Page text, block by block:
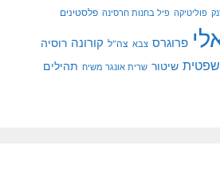
פוליטיקה פיל בחנות חרסינה פלסטינים
פרוגרס צבא צה"ל קורונה רוסיה
שיטור שרית אונגר משיח תהילים